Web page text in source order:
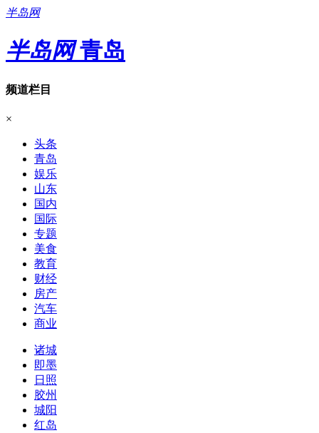
半岛网
半岛网青岛
频道栏目
×
头条
青岛
娱乐
山东
国内
国际
专题
美食
教育
财经
房产
汽车
商业
诸城
即墨
日照
胶州
城阳
红岛